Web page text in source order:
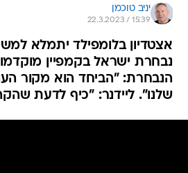
יניב טוכמן
22.3.2023 / 15:39
אצטדיון בלומפילד יתמלא
נבחרת ישראל בקמפיין
הנבחרת: "הביחד הוא מקור
שלנו". ליידנר: "כיף לדעת